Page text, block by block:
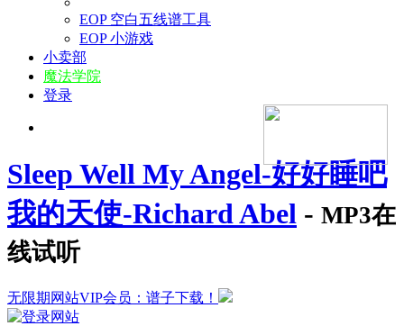
EOP 空白五线谱工具
EOP 小游戏
小卖部
魔法学院
登录
Sleep Well My Angel-好好睡吧
我的天使-Richard Abel - MP3在
线试听
无限期网站VIP会员：谱子下载！